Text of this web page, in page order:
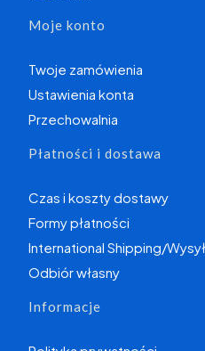
Moje konto
Twoje zamówienia
Ustawienia konta
Przechowalnia
Płatności i dostawa
Czas i koszty dostawy
Formy płatności
International Shipping/
Odbiór własny
Informacje